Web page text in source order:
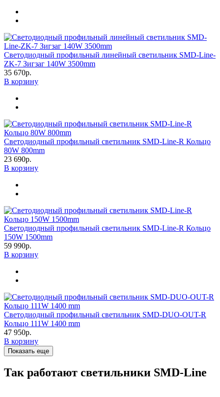
Светодиодный профильный линейный светильник SMD-Line-
ZK-7 Зигзаг 140W 3500mm
35 670р.
В корзину
Светодиодный профильный светильник SMD-Line-R Кольцо
80W 800mm
23 690р.
В корзину
Светодиодный профильный светильник SMD-Line-R Кольцо
150W 1500mm
59 990р.
В корзину
Светодиодный профильный светильник SMD-DUO-OUT-R
Кольцо 111W 1400 mm
47 950р.
В корзину
Показать еще
Так работают светильники SMD-Line